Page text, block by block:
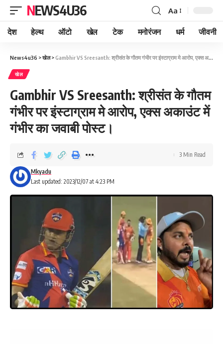
NEWS4U36 Aa
देश हेल्थ ऑटो खेल टेक मनोरंजन धर्म जीवनी
News4u36 >खेल>Gambhir VS Sreesanth: श्रीसंत के गौतम गंभीर पर इंस्टाग्राम मे आरोप, एक्स अकाउंट में गंभीर का जवाबी पोस्ट।
खेल
Gambhir VS Sreesanth: श्रीसंत के गौतम
गंभीर पर इंस्टाग्राम मे आरोप, एक्स अकाउंट में
गंभीर का जवाबी पोस्ट।
Last updated: 2023/12/07 at 4:23 PM
Mkyadu
3 Min Read